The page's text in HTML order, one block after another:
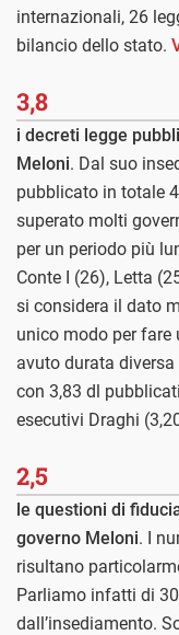
internazionali, 26
bilancio dello stato.
3,8
i decreti legge
Meloni. Dal suo
pubblicato in totale
superato molti
per un periodo più
Conte I (26), Letta
si considera il dato
unico modo per
avuto durata
con 3,83 dl
esecutivi Draghi
2,5
le questioni di
governo Meloni. I
risultano
Parliamo infatti di
dall’insediamento.